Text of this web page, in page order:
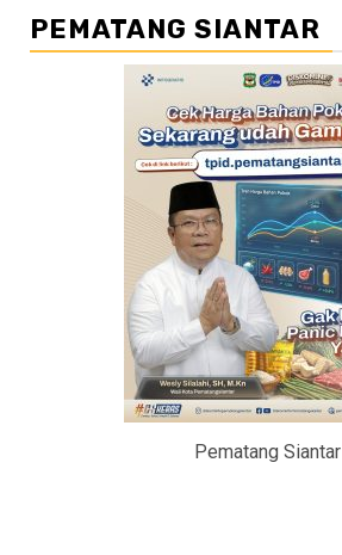
PEMATANG SIANTAR
Pematang Siantar